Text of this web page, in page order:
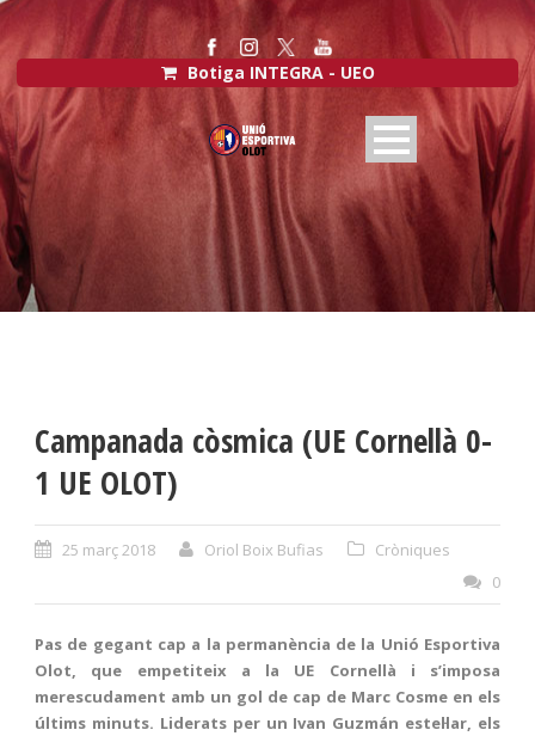
Botiga INTEGRA - UEO
Campanada còsmica (UE Cornellà 0-
1 UE OLOT)
25 març 2018 Oriol Boix Bufias
Cròniques
0
Pas de gegant cap a la permanència de la Unió Esportiva
Olot, que empetiteix a la UE Cornellà i s’imposa
merescudament amb un gol de cap de Marc Cosme en els
últims minuts. Liderats per un Ivan Guzmán estel·lar, els